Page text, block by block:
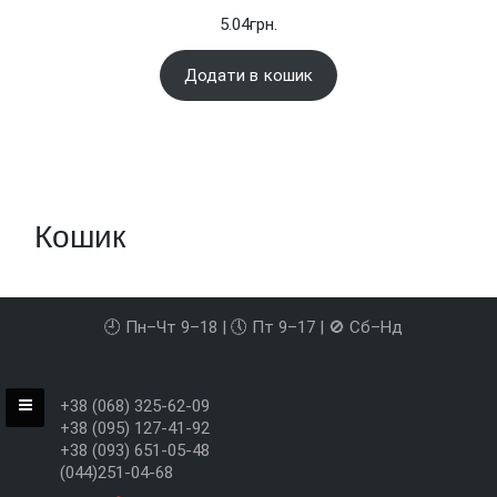
5.04грн.
Додати в кошик
Кошик
🕘 Пн–Чт 9–18 | 🕔 Пт 9–17 | 🚫 Сб–Нд
+38 (068) 325-62-09
+38 (095) 127-41-92
+38 (093) 651-05-48
(044)251-04-68